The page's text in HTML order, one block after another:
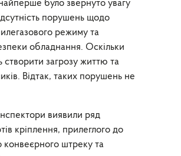
найперше було звернуто увагу
порушень щодо
режиму та
обладнання. Оскільки
загрозу життю та
Відтак, таких порушень не
виявили ряд
кріплення, прилеглого до
конвеєрного штреку та